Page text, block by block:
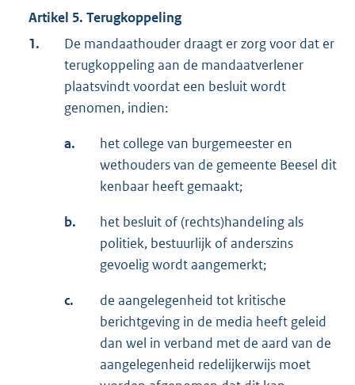
Artikel 5. Terugkoppeling
1.
De mandaathouder draagt er zorg voor dat er
terugkoppeling aan de mandaatverlener
plaatsvindt voordat een besluit wordt
genomen, indien:
a.
het college van burgemeester en
wethouders van de gemeente Beesel dit
kenbaar heeft gemaakt;
b.
het besluit of (rechts)handeIing als
politiek, bestuurlijk of anderszins
gevoelig wordt aangemerkt;
c.
de aangelegenheid tot kritische
berichtgeving in de media heeft geleid
dan wel in verband met de aard van de
aangelegenheid redelijkerwijs moet